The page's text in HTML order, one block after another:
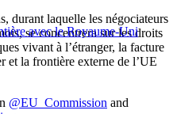
avec le Royaume-Uni
durant laquelle les négociateurs
se concentrera sur les droits
vivant à l’étranger, la facture
et la frontière externe de l’UE
@EU_Commission and